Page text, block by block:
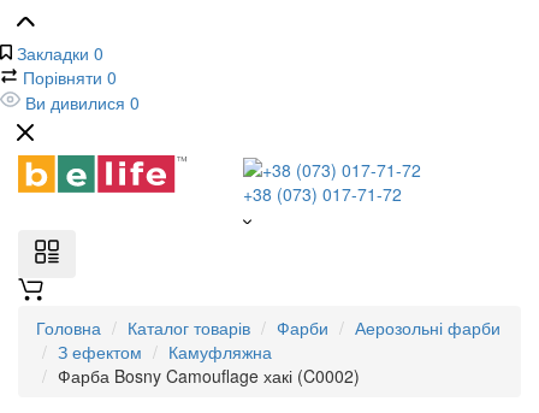
Закладки 0
Порівняти 0
Ви дивилися 0
+38 (073) 017-71-72
Головна Каталог товарів Фарби
Аерозольні фарби
З ефектом
Камуфляжна
Фарба Bosny Camouflage хакі (C0002)